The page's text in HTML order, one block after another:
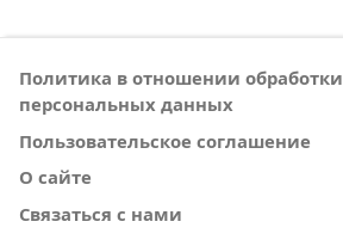
Политика в отношении обработки
персональных данных
Пользовательское соглашение
О сайте
Связаться с нами